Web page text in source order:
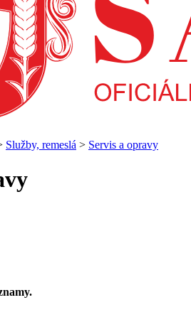
Služby, remeslá > Servis a opravy